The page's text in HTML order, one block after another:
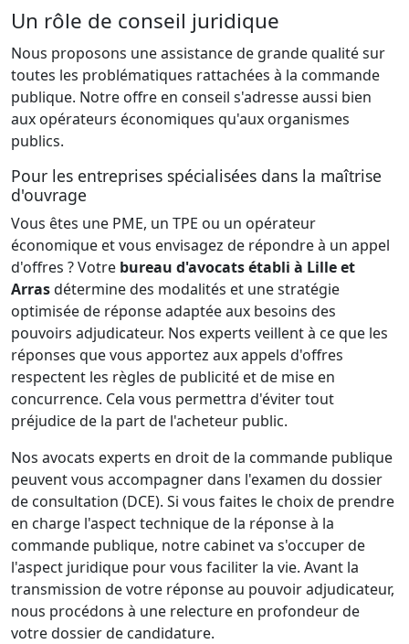
Un rôle de conseil juridique
Nous proposons une assistance de grande qualité sur
toutes les problématiques rattachées à la commande
publique. Notre offre en conseil s'adresse aussi bien
aux opérateurs économiques qu'aux organismes
publics.
Pour les entreprises spécialisées dans la maîtrise
d'ouvrage
Vous êtes une PME, un TPE ou un opérateur
économique et vous envisagez de répondre à un appel
d'offres ? Votre bureau d'avocats établi à Lille et
Arrasdétermine des modalités et une stratégie
optimisée de réponse adaptée aux besoins des
pouvoirs adjudicateur. Nos experts veillent à ce que les
réponses que vous apportez aux appels d'offres
respectent les règles de publicité et de mise en
concurrence. Cela vous permettra d'éviter tout
préjudice de la part de l'acheteur public.
Nos avocats experts en droit de la commande publique
peuvent vous accompagner dans l'examen du dossier
de consultation (DCE). Si vous faites le choix de prendre
en charge l'aspect technique de la réponse à la
commande publique, notre cabinet va s'occuper de
l'aspect juridique pour vous faciliter la vie. Avant la
transmission de votre réponse au pouvoir adjudicateur,
nous procédons à une relecture en profondeur de
votre dossier de candidature.